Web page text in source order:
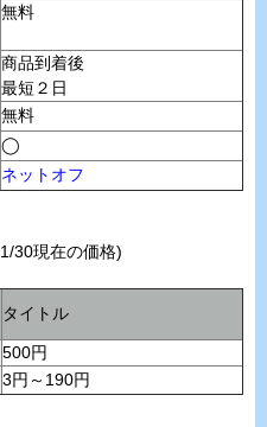
無料
商品到着後
最短２日
無料
◯
ネットオフ
30現在の価格)
タイトル
500円
3円～190円